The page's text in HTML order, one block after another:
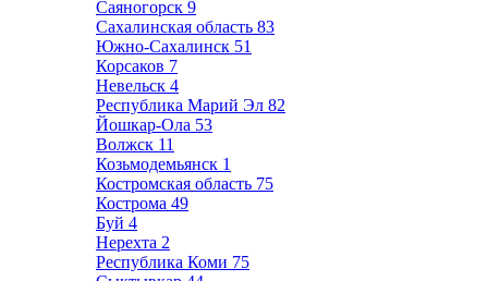
Саяногорск 9
Сахалинская область 83
Южно-Сахалинск 51
Корсаков 7
Невельск 4
Республика Марий Эл 82
Йошкар-Ола 53
Волжск 11
Козьмодемьянск 1
Костромская область 75
Кострома 49
Буй 4
Нерехта 2
Республика Коми 75